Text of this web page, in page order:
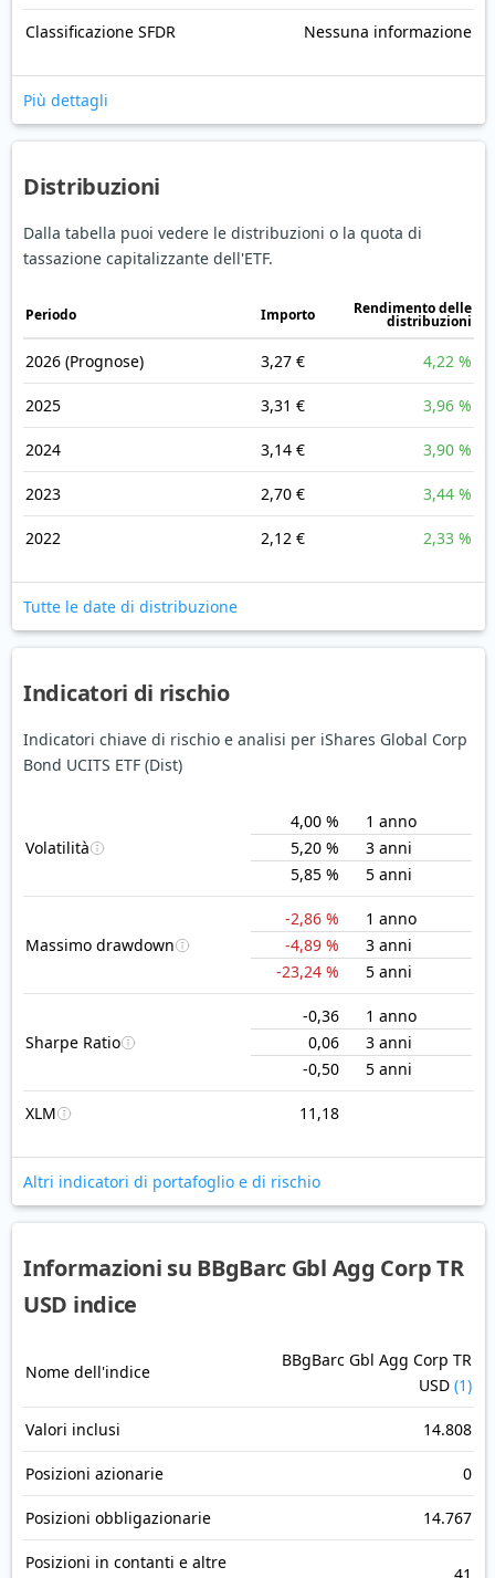
Classificazione SFDR Nessuna informazione
Più dettagli
Distribuzioni
Dalla tabella puoi vedere le distribuzioni o la quota di
tassazione capitalizzante dell'ETF.
Periodo Importo Rendimento delle
distribuzioni
2026 (Prognose) 3,27 € 4,22 %
2025 3,31 € 3,96 %
2024 3,14 € 3,90 %
2023 2,70 € 3,44 %
2022 2,12 € 2,33 %
Tutte le date di distribuzione
Indicatori di rischio
Indicatori chiave di rischio e analisi per iShares Global Corp
Bond UCITS ETF (Dist)
Volatilità
4,00 %
1 anno
5,20 %
3 anni
5,85 %
5 anni
Massimo drawdown
-2,86 %
1 anno
-4,89 %
3 anni
-23,24 %
5 anni
Sharpe Ratio
-0,36
1 anno
0,06
3 anni
-0,50
5 anni
XLM 11,18
Altri indicatori di portafoglio e di rischio
Informazioni su BBgBarc Gbl Agg Corp TR
USD indice
Nome dell'indice
BBgBarc Gbl Agg Corp TR
USD (1)
Valori inclusi 14.808
Posizioni azionarie 0
Posizioni obbligazionarie 14.767
Posizioni in contanti e altre